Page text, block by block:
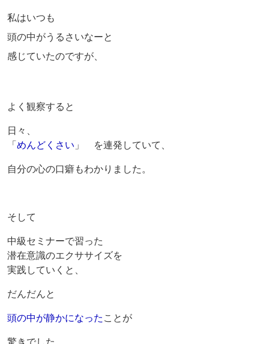
私はいつも
頭の中がうるさいなーと
感じていたのですが、
よく観察すると
日々、
「 めんどくさい 」 を連発していて、
自分の心の口癖もわかりました。
そして
中級セミナーで習った
潜在意識のエクササイズを
実践していくと、
だんだんと
頭の中が静かになった ことが
驚きでした。